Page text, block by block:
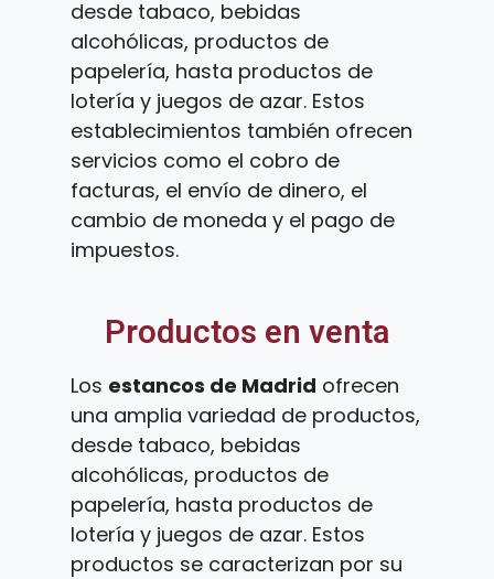
desde tabaco, bebidas
alcohólicas, productos de
papelería, hasta productos de
lotería y juegos de azar. Estos
establecimientos también ofrecen
servicios como el cobro de
facturas, el envío de dinero, el
cambio de moneda y el pago de
impuestos.
Productos en venta
Los estancos de Madrid ofrecen
una amplia variedad de productos,
desde tabaco, bebidas
alcohólicas, productos de
papelería, hasta productos de
lotería y juegos de azar. Estos
productos se caracterizan por su